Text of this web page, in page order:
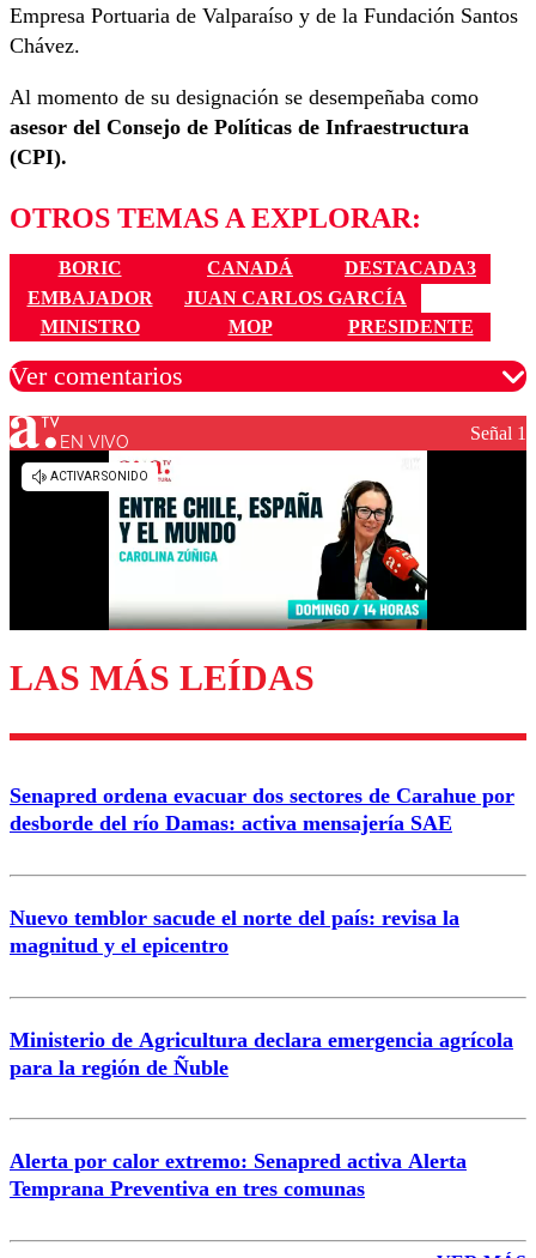
Empresa Portuaria de Valparaíso y de la Fundación Santos
Chávez.
Al momento de su designación se desempeñaba como
asesor del Consejo de Políticas de Infraestructura
(CPI).
OTROS TEMAS A EXPLORAR:
BORIC CANADÁ
DESTACADA3
EMBAJADOR
JUAN CARLOS GARCÍA
MINISTRO
MOP PRESIDENTE
Ver comentarios
Los comentarios son moderados para garantizar un
Enviar comentario
EN VIVO Señal 1
LAS MÁS LEÍDAS
Senapred ordena evacuar dos sectores de Carahue por
desborde del río Damas: activa mensajería SAE
Nuevo temblor sacude el norte del país: revisa la
magnitud y el epicentro
Ministerio de Agricultura declara emergencia agrícola
para la región de Ñuble
Alerta por calor extremo: Senapred activa Alerta
Temprana Preventiva en tres comunas